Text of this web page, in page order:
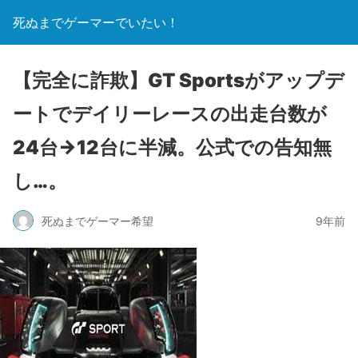
死ぬまでゲーマーでいたい！
【完全に詐欺】GT Sportsがアップデ
ートでデイリーレースの出走台数が
24台→12台に半減。公式での告知無
し…。
死ぬまでゲーマー希望 9年前